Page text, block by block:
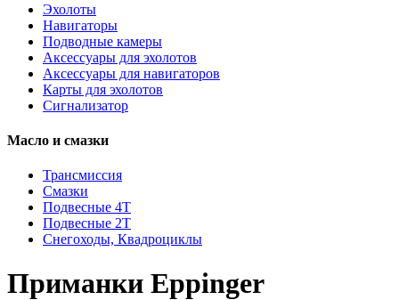
Эхолоты
Навигаторы
Подводные камеры
Аксессуары для эхолотов
Аксессуары для навигаторов
Карты для эхолотов
Сигнализатор
Масло и смазки
Трансмиссия
Смазки
Подвесные 4Т
Подвесные 2Т
Снегоходы, Квадроциклы
Приманки Eppinger